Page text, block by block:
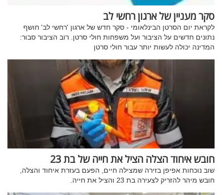
סקר מעניין של ארגון רחשי לב
לקראת יום הסרטן הבינלאומי - סקר חדש של ארגון 'רחשי לב' חושף
נתונים חדשים על הציבור ועל משפחות חולי סרטן. רוב הציבור סבור:
המדינה יכולה לעשות יותר עבור חולי סרטן
חובש איחוד הצלה הציל את חייה של בת 23
שוב נוכחות אפיפן בזירה שמצילה חיים, הפעם בעזרת איחוד והצלה,
חובש מיהר להזריק לצעירה בת 23 והציל את חייה.